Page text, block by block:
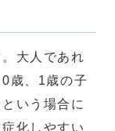
大人であれ
歳、1歳の子
いう場合に
化しやすい